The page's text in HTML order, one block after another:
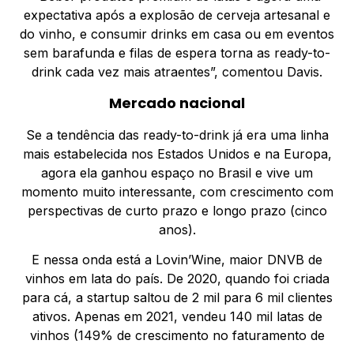
expectativa após a explosão de cerveja artesanal e
do vinho, e consumir drinks em casa ou em eventos
sem barafunda e filas de espera torna as ready-to-
drink cada vez mais atraentes”, comentou Davis.
Mercado nacional
Se a tendência das ready-to-drink já era uma linha
mais estabelecida nos Estados Unidos e na Europa,
agora ela ganhou espaço no Brasil e vive um
momento muito interessante, com crescimento com
perspectivas de curto prazo e longo prazo (cinco
anos).
E nessa onda está a Lovin’Wine, maior DNVB de
vinhos em lata do país. De 2020, quando foi criada
para cá, a startup saltou de 2 mil para 6 mil clientes
ativos. Apenas em 2021, vendeu 140 mil latas de
vinhos (149% de crescimento no faturamento de